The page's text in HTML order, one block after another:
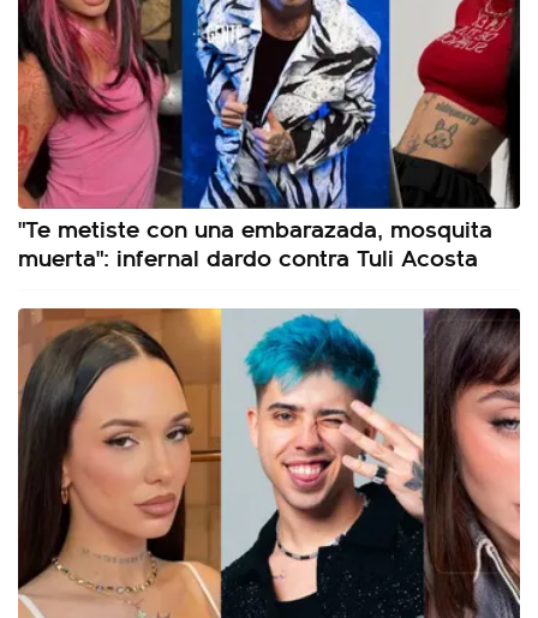
"Te metiste con una embarazada, mosquita
muerta": infernal dardo contra Tuli Acosta